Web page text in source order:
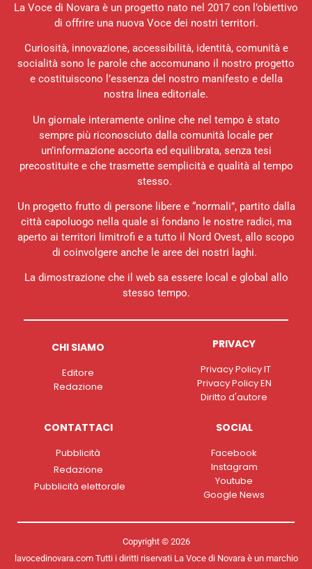
La Voce di Novara è un progetto nato nel 2017 con l’obiettivo
di offrire una nuova Voce dei nostri territori.
Curiosità, innovazione, accessibilità, identità, comunità e
socialità sono le parole che accomunano il nostro progetto
e costituiscono l’essenza del nostro manifesto e della
nostra linea editoriale.
Un giornale interamente online che nel tempo è stato
sempre più riconosciuto dalla comunità locale per
un’informazione accorta ed equilibrata, senza tesi
precostituite e che trasmette semplicità e qualità al tempo
stesso.
Un progetto frutto di persone libere e “normali”, partito dalla
città capoluogo nella quale si fondano le nostre radici, ma
aperto ai territori limitrofi e a tutto il Nord Ovest, allo scopo
di coinvolgere anche le aree dei nostri laghi.
La dimostrazione che il web sa essere local e global allo
stesso tempo.
CHI SIAMO
Editore
Redazione
PRIVACY
Privacy Policy IT
Privacy Policy EN
Diritto d'autore
CONTATTACI
Pubblicità
Redazione
Pubblicità elettorale
SOCIAL
Facebook
Instagram
Youtube
Google News
Copyright © 2026
lavocedinovara.com Tutti i diritti riservati La Voce di Novara è un marchio